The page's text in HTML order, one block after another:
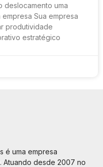
deslocamento uma
Sua empresa
produtividade
estratégico
é uma empresa
Atuando desde 2007 no